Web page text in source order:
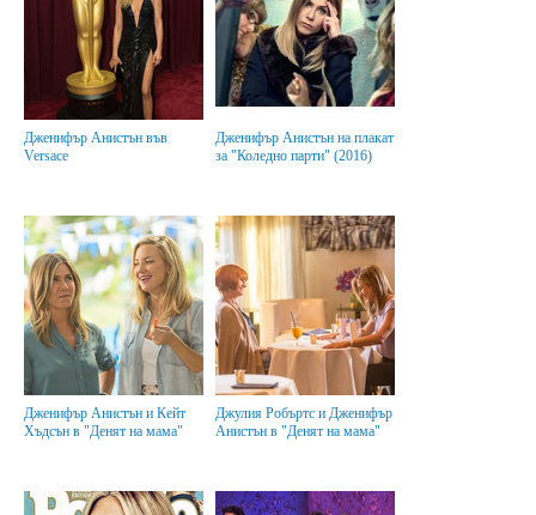
Дженифър Анистън във
Versace
Дженифър Анистън на плакат
за "Коледно парти" (2016)
Дженифър Анистън и Кейт
Хъдсън в "Денят на мама"
Джулия Робъртс и Дженифър
Анистън в "Денят на мама"